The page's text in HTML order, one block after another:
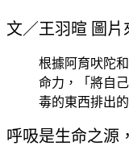
文／王羽暄 圖片
根據阿育吠陀
命力，「將自
毒的東西排出
呼吸是生命之源